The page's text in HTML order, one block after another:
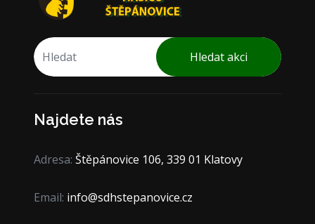
Hledat akci
Najdete nás
Adresa: Štěpánovice 106, 339 01 Klatovy
Email: info@sdhstepanovice.cz